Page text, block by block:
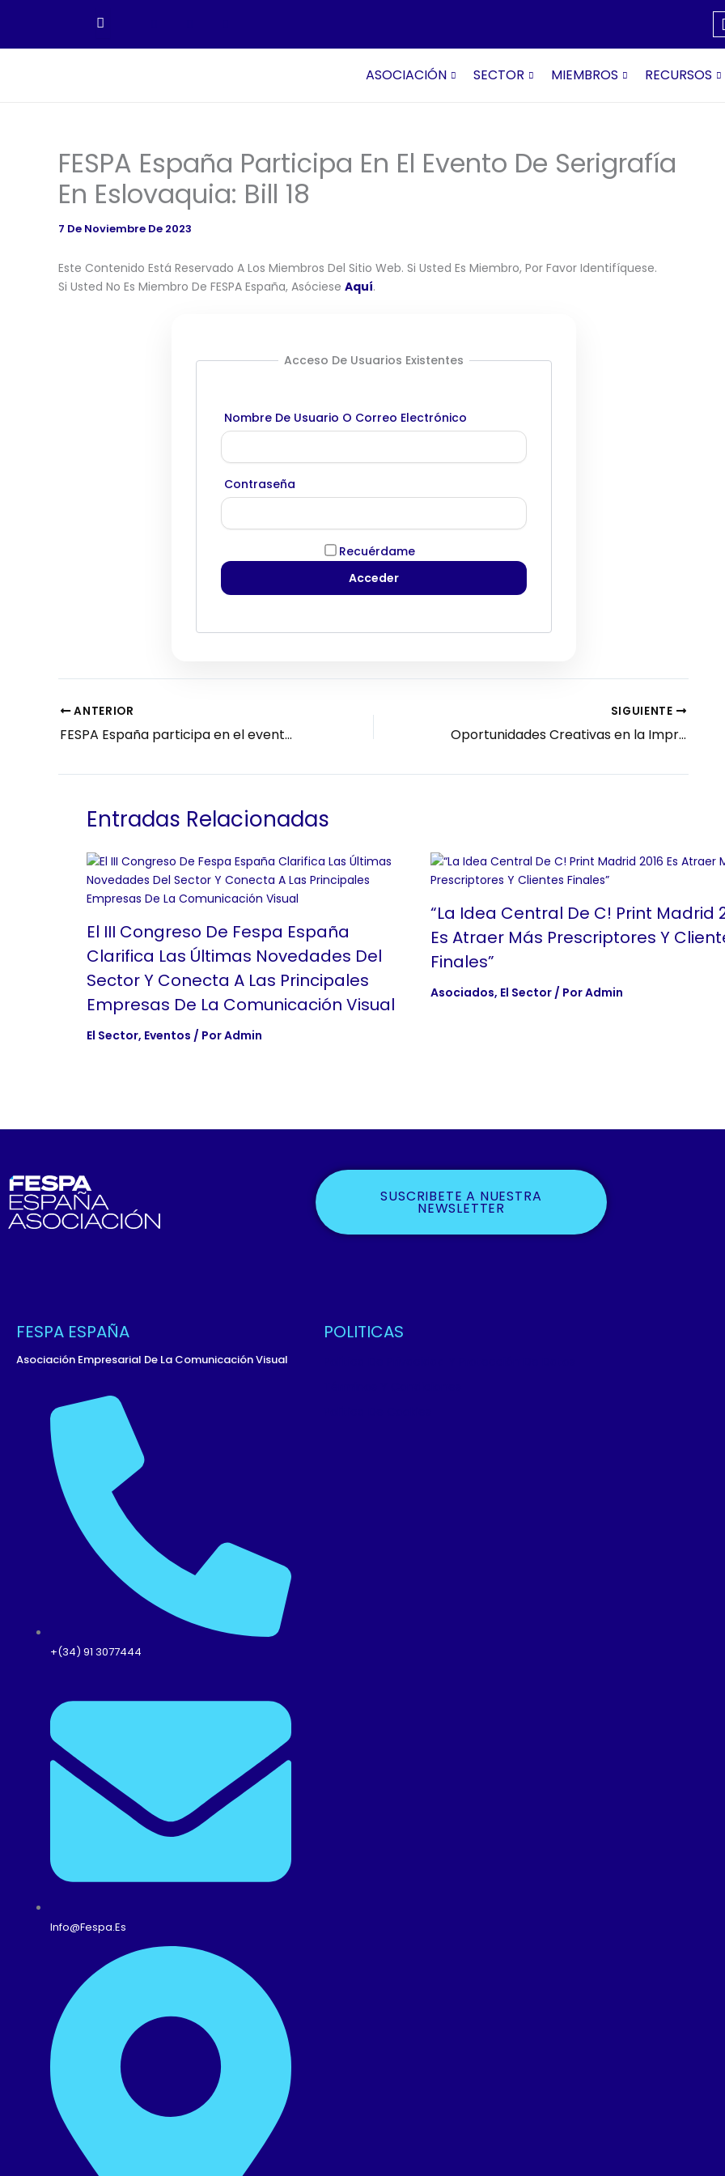
Contenido
ASOCIACIÓN SECTOR MIEMBROS RECURSOS
FESPA España Participa En El Evento De Serigrafía
En Eslovaquia: Bill 18
7 De Noviembre De 2023
Este Contenido Está Reservado A Los Miembros Del Sitio Web. Si Usted Es Miembro, Por Favor Identifíquese.
Si Usted No Es Miembro De FESPA España, Asóciese Aquí.
Acceso De Usuarios Existentes
Nombre De Usuario O Correo Electrónico
Contraseña
Recuérdame
ANTERIOR
FESPA España participa en el evento de serigrafía en Eslovaquia: Bill 18
SIGUIENTE
Oportunidades Creativas en la Impresión de Gráficos para Paredes y Suelos durante Eventos Festivos
Entradas Relacionadas
El III Congreso De Fespa España
Clarifica Las Últimas Novedades Del
Sector Y Conecta A Las Principales
Empresas De La Comunicación Visual
El Sector, Eventos / PorAdmin
“La Idea Central De C! Print Madrid
Es Atraer Más Prescriptores Y
Finales”
Asociados, El Sector / PorAdmin
SUSCRIBETE A NUESTRA
NEWSLETTER
FESPA ESPAÑA
Asociación Empresarial De La Comunicación Visual
+(34) 91 3077444
Info@fespa.es
POLITICAS